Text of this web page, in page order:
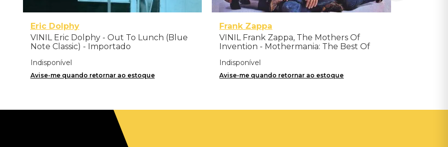
Eric Dolphy
VINIL Eric Dolphy - Out To Lunch (Blue
Note Classic) - Importado
Indisponível
Avise-me quando retornar ao estoque
Frank Zappa
VINIL Frank Zappa, The Mothers Of
Invention - Mothermania: The Best Of
Indisponível
Avise-me quando retornar ao estoque